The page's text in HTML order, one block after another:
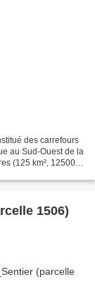
des carrefours
au Sud-Ouest de la
(125 km², 125000
1506)